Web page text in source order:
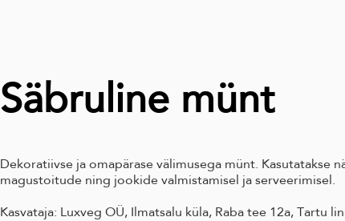
Säbruline münt
Dekoratiivse ja omapärase välimusega münt. Kasutatakse
magustoitude ning jookide valmistamisel ja serveerimisel.
Kasvataja: Luxveg OÜ, Ilmatsalu küla, Raba tee 12a, Tartu